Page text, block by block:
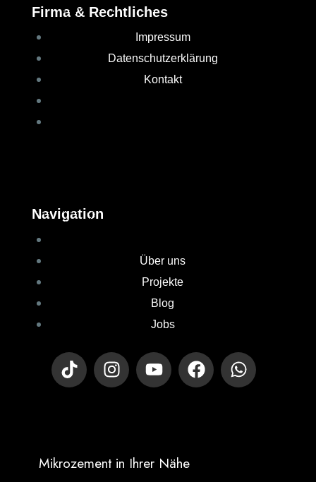
Firma & Rechtliches
Impressum
Datenschutzerklärung
Kontakt
Navigation
Über uns
Projekte
Blog
Jobs
Mikrozement in Ihrer Nähe